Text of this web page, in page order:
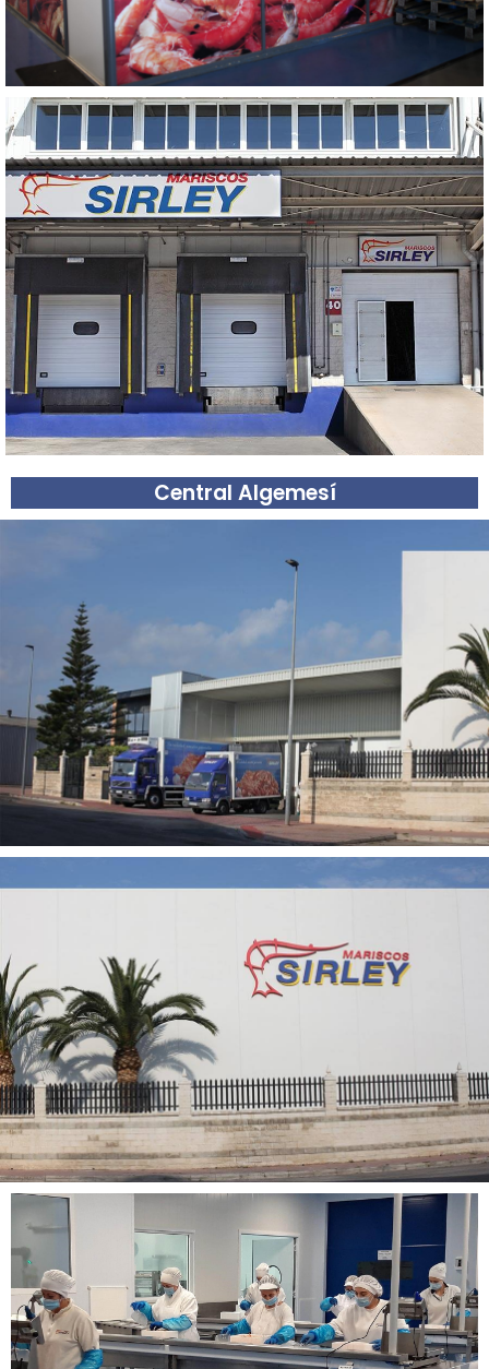
Central Algemesí